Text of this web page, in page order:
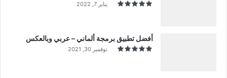
يناير 7, 2022
أفضل تطبيق برمجة ألماني – عربي وبالعكس
نوفمبر 30, 2021